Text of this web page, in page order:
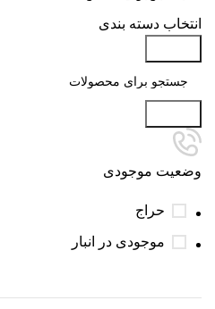
انتخاب دسته بندی
وضعیت موجودی
حراج
موجودی در انبار